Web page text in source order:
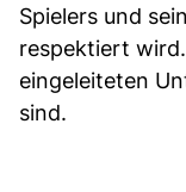
Spielers und
respektiert
eingeleiteten
sind.